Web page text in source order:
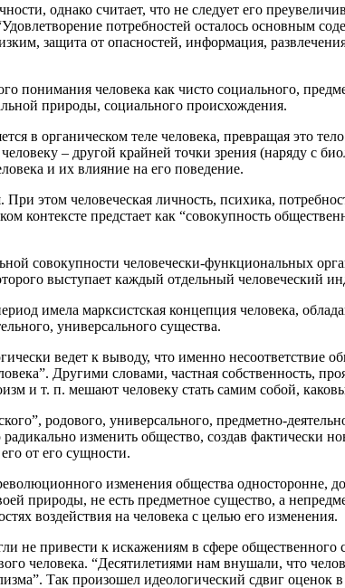
однако считает, что не следует его
потребностей осталось основным
защита от опасностей, информация,
понимания человека как чисто социального,
природы, социального происхождения.
в органическом теле человека, превращая это
– другой крайней точки зрения (наряду с
и их влияние на его поведение.
этом человеческая личность, психика,
контексте предстает как “совокупность
совокупности человечески-функциональных
выступает каждый отдельный человеческий
имела марксистская концепция человека,
универсального существа.
ведет к выводу, что именно несоответствие
Другими словами, частная собственность,
и т. п. мешают человеку стать самим собой,
родового, универсального, предметно-
изменить общество, создав фактически
от его сущности.
изменения общества односторонне,
природы, не есть предметное существо, а
воздействия на человека с целью его изменения.
не привести к искажениям в сфере
человека. “Десятилетиями нам внушали, что
Так произошел идеологический сдвиг оценок